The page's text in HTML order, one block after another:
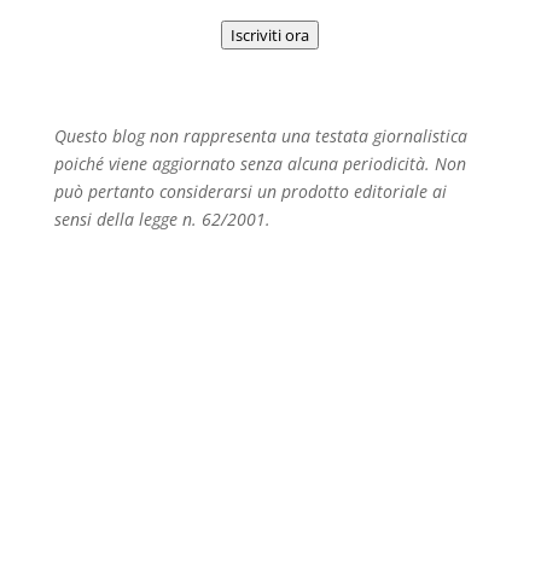
Iscriviti ora
Questo blog non rappresenta una testata giornalistica
poiché viene aggiornato senza alcuna periodicità. Non
può pertanto considerarsi un prodotto editoriale ai
sensi della legge n. 62/2001.